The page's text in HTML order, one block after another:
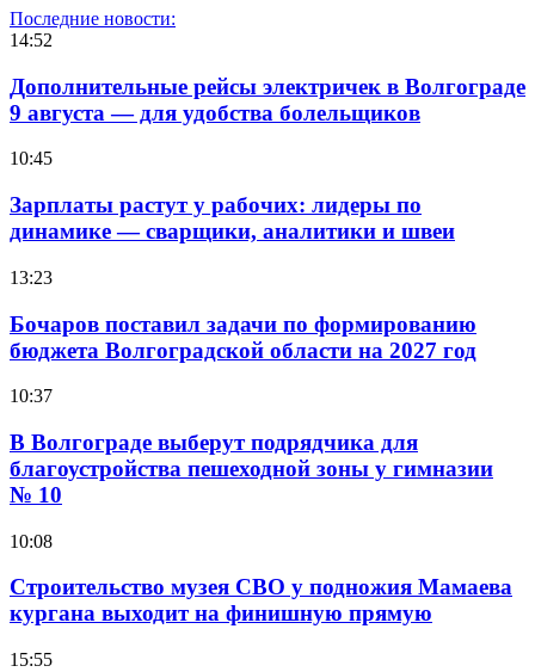
Последние новости:
14:52
Дополнительные рейсы электричек в Волгограде
9 августа — для удобства болельщиков
10:45
Зарплаты растут у рабочих: лидеры по
динамике — сварщики, аналитики и швеи
13:23
Бочаров поставил задачи по формированию
бюджета Волгоградской области на 2027 год
10:37
В Волгограде выберут подрядчика для
благоустройства пешеходной зоны у гимназии
№ 10
10:08
Строительство музея СВО у подножия Мамаева
кургана выходит на финишную прямую
15:55